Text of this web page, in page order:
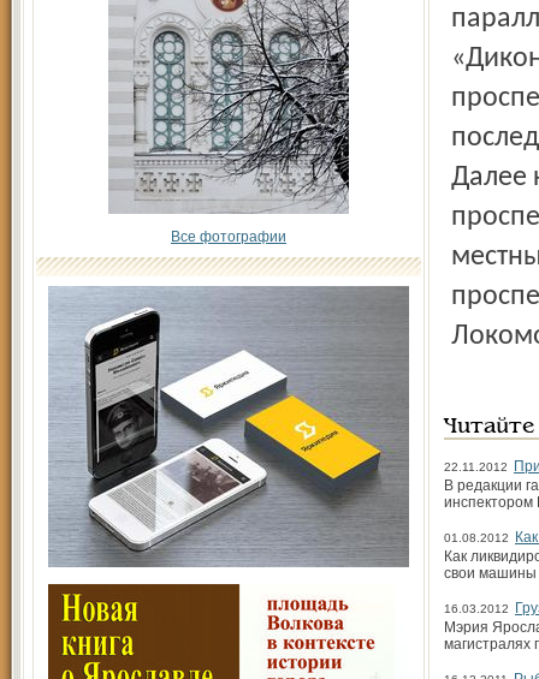
Все фотографии
Далее
22.11.2012
В редакции
01.08.2012
Как
свои машины
16.03.2012
Мэрия
магистралях